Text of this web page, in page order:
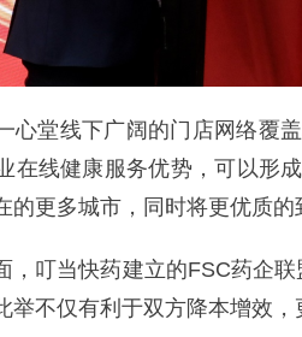
心堂线下广阔的门店网络覆
在线健康服务优势，可以形
的更多城市，同时将更优质的
，叮当快药建立的FSC药企
举不仅有利于双方降本增效，